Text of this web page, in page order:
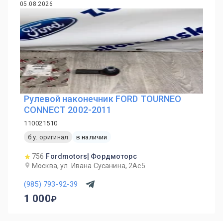
05.08.2026
Рулевой наконечник FORD TOURNEO
CONNECT 2002-2011
110021510
б.у. оригинал
в наличии
756 Fordmotors| Фордмоторс
Москва, ул. Ивана Сусанина, 2Ас5
(985) 793-92-39
1 000